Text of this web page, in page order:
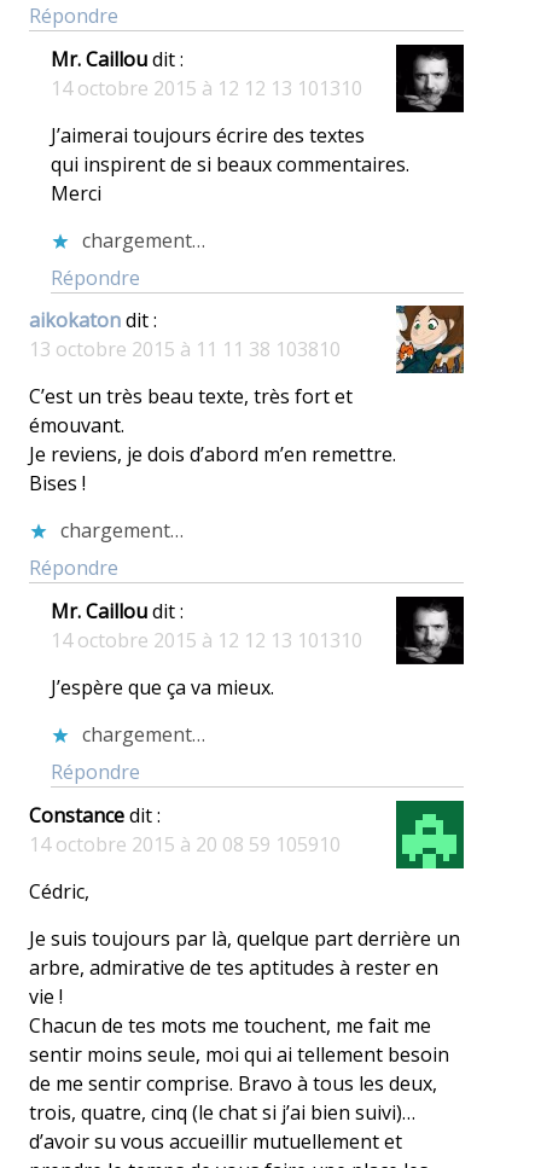
Répondre
Mr. Cailloudit :
14 octobre 2015 à 12 12 13 101310
J’aimerai toujours écrire des textes
qui inspirent de si beaux commentaires.
Merci
chargement…
Répondre
aikokatondit :
13 octobre 2015 à 11 11 38 103810
C’est un très beau texte, très fort et
émouvant.
Je reviens, je dois d’abord m’en remettre.
Bises !
chargement…
Répondre
Mr. Cailloudit :
14 octobre 2015 à 12 12 13 101310
J’espère que ça va mieux.
chargement…
Répondre
Constancedit :
14 octobre 2015 à 20 08 59 105910
Cédric,
Je suis toujours par là, quelque part derrière un
arbre, admirative de tes aptitudes à rester en
vie !
Chacun de tes mots me touchent, me fait me
sentir moins seule, moi qui ai tellement besoin
de me sentir comprise. Bravo à tous les deux,
trois, quatre, cinq (le chat si j’ai bien suivi)…
d’avoir su vous accueillir mutuellement et